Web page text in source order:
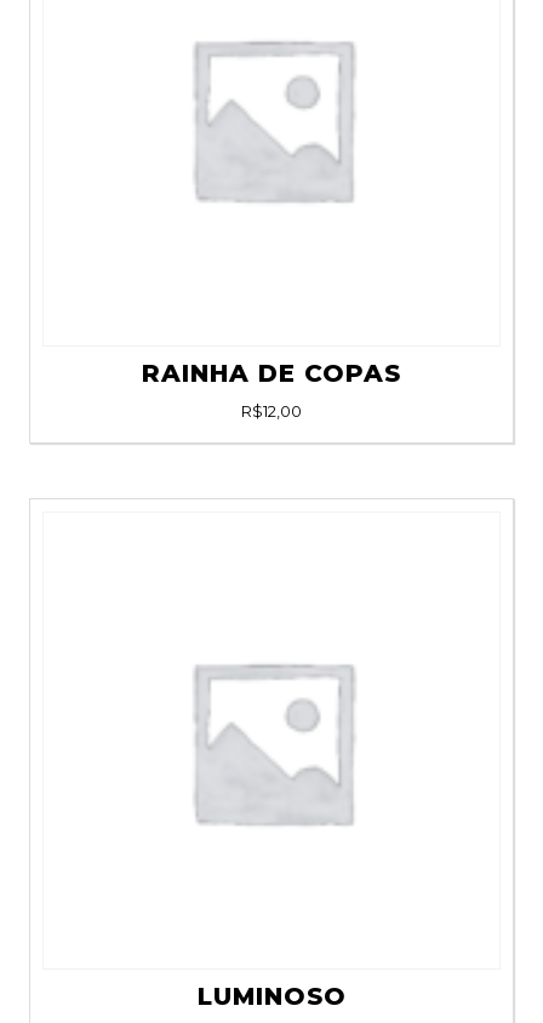
RAINHA DE COPAS
R$12,00
LUMINOSO